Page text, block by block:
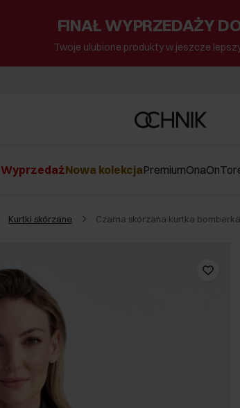
FINAŁ WYPRZEDAŻY
Twoje ulubione produkty w jeszcze
WyprzedażNowa kolekcjaPremiumOnaOn
Kurtki skórzane Czarna skórzana kurtka